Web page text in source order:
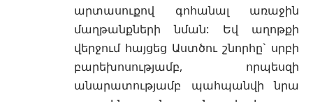
արտասուքով գոհանալ առաջին
մաղթանքների նման: Եվ աղոթքի
վերջում հայցեց Աստծու շնորհը` սրբի
բարեխոսությամբ, որպեսզի
անարատությամբ պահպանվի նրա